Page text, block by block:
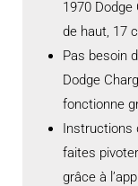
1970
de haut, 17
Pas besoin
Dodge
fonctionne
Instructions
faites
grâce à